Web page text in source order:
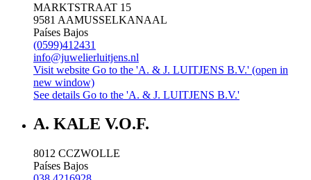
MARKTSTRAAT 15
9581 AAMUSSELKANAAL
Países Bajos
(0599)412431
info@juwelierluitjens.nl
Visit website Go to the 'A. & J. LUITJENS B.V.' (open in
new window)
See details Go to the 'A. & J. LUITJENS B.V.'
A. KALE V.O.F.
8012 CCZWOLLE
Países Bajos